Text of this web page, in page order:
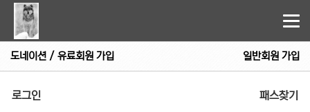
도네이션 / 유료회원 가입 일반회원 가입
로그인 패스찾기